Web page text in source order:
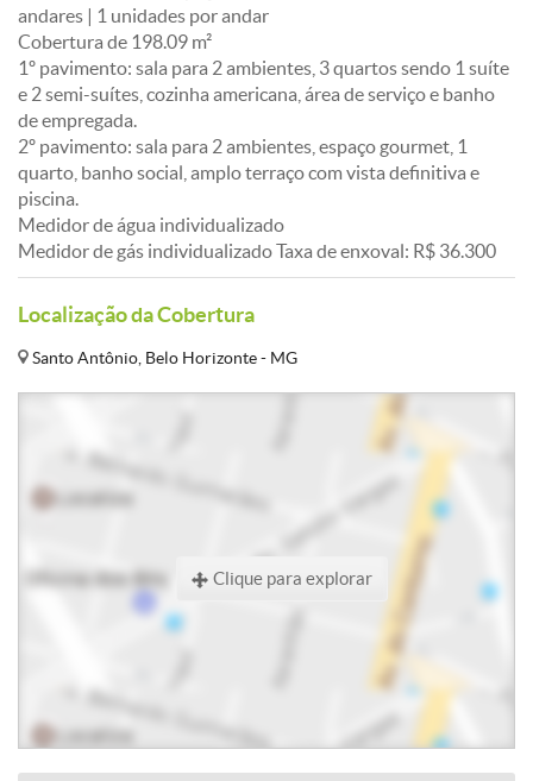
andares | 1 unidades por andar
Cobertura de 198.09 m²
1º pavimento: sala para 2 ambientes, 3 quartos sendo 1 suíte
e 2 semi-suítes, cozinha americana, área de serviço e banho
de empregada.
2º pavimento: sala para 2 ambientes, espaço gourmet, 1
quarto, banho social, amplo terraço com vista definitiva e
piscina.
Medidor de água individualizado
Medidor de gás individualizado Taxa de enxoval: R$ 36.300
Localização da Cobertura
Santo Antônio, Belo Horizonte - MG
Clique para explorar